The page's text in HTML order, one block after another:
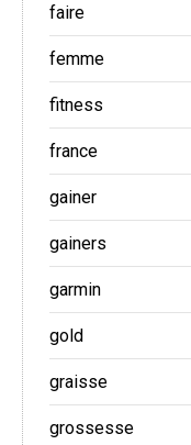
faire
femme
fitness
france
gainer
gainers
garmin
gold
graisse
grossesse